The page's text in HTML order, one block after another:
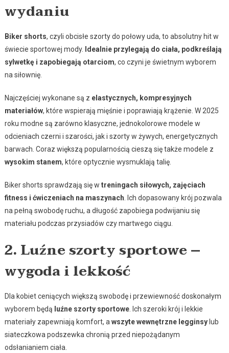
wydaniu
Biker shorts, czyli obcisłe szorty do połowy uda, to absolutny hit w
świecie sportowej mody. Idealnie przylegają do ciała, podkreślają
sylwetkę i zapobiegają otarciom, co czyni je świetnym wyborem
na siłownię.
Najczęściej wykonane są z elastycznych, kompresyjnych
materiałów, które wspierają mięśnie i poprawiają krążenie. W 2025
roku modne są zarówno klasyczne, jednokolorowe modele w
odcieniach czerni i szarości, jak i szorty w żywych, energetycznych
barwach. Coraz większą popularnością cieszą się także modele z
wysokim stanem, które optycznie wysmuklają talię.
Biker shorts sprawdzają się w treningach siłowych, zajęciach
fitness i ćwiczeniach na maszynach. Ich dopasowany krój pozwala
na pełną swobodę ruchu, a długość zapobiega podwijaniu się
materiału podczas przysiadów czy martwego ciągu.
2. Luźne szorty sportowe –
wygoda i lekkość
Dla kobiet ceniących większą swobodę i przewiewność doskonałym
wyborem będą luźne szorty sportowe. Ich szeroki krój i lekkie
materiały zapewniają komfort, awszyte wewnętrzne legginsylub
siateczkowa podszewka chronią przed niepożądanym
odsłanianiem ciała.